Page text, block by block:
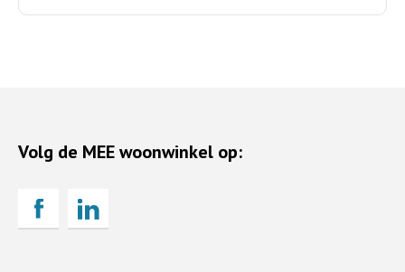
Volg de MEE woonwinkel op: